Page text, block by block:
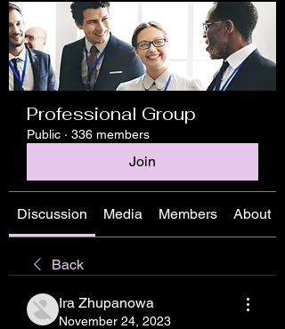
Professional Group
Public · 336 members
Join
Discussion Media Members About
Back
Ira Zhupanowa
November 24, 2023